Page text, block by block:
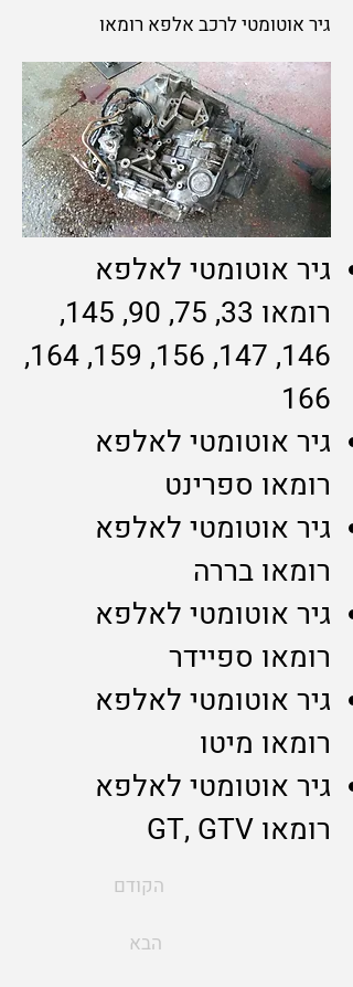
גיר אוטומטי לרכב אלפא רומאו
גיר אוטומטי לאלפא
רומאו 33, 75, 90, 145,
146, 147, 156, 159, 164,
166
גיר אוטומטי לאלפא
רומאו ספרינט
גיר אוטומטי לאלפא
רומאו בררה
גיר אוטומטי לאלפא
רומאו ספיידר
גיר אוטומטי לאלפא
רומאו מיטו
גיר אוטומטי לאלפא
רומאו GT, GTV
הקודם
הבא